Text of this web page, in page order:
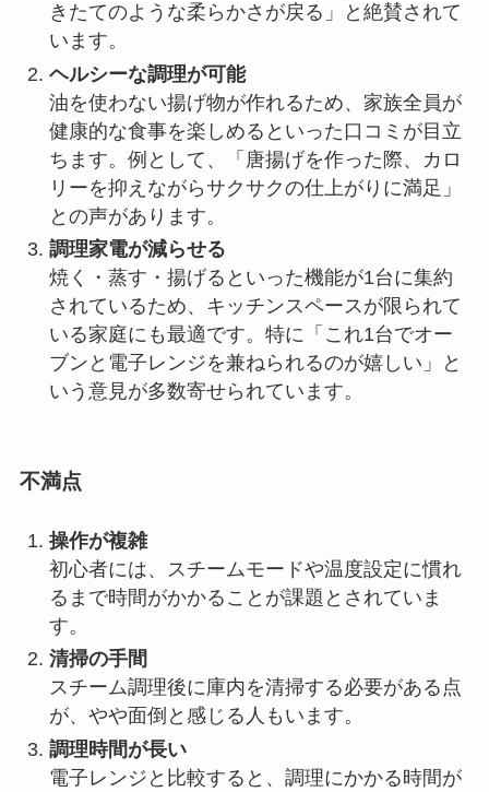
きたてのような柔らかさが戻る」と絶賛されて
います。
ヘルシーな調理が可能
油を使わない揚げ物が作れるため、家族全員が
健康的な食事を楽しめるといった口コミが目立
ちます。例として、「唐揚げを作った際、カロ
リーを抑えながらサクサクの仕上がりに満足」
との声があります。
調理家電が減らせる
焼く・蒸す・揚げるといった機能が1台に集約
されているため、キッチンスペースが限られて
いる家庭にも最適です。特に「これ1台でオー
ブンと電子レンジを兼ねられるのが嬉しい」と
いう意見が多数寄せられています。
不満点
操作が複雑
初心者には、スチームモードや温度設定に慣れ
るまで時間がかかることが課題とされていま
す。
清掃の手間
スチーム調理後に庫内を清掃する必要がある点
が、やや面倒と感じる人もいます。
調理時間が長い
電子レンジと比較すると、調理にかかる時間が